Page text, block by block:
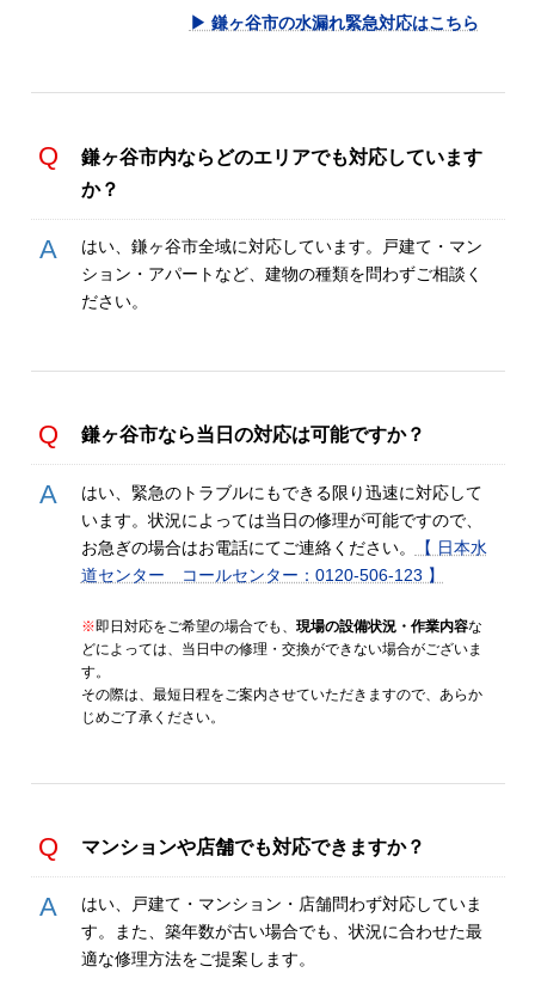
▶ 鎌ヶ谷市の水漏れ緊急対応はこちら
鎌ヶ谷市内ならどのエリアでも対応しています
か？
はい、鎌ヶ谷市全域に対応しています。戸建て・マン
ション・アパートなど、建物の種類を問わずご相談く
ださい。
鎌ヶ谷市なら当日の対応は可能ですか？
はい、緊急のトラブルにもできる限り迅速に対応して
います。状況によっては当日の修理が可能ですので、
お急ぎの場合はお電話にてご連絡ください。
【 日本水
道センター コールセンター：0120-506-123 】
※即日対応をご希望の場合でも、 現場の設備状況・作業内容な
どによっては、当日中の修理・交換ができない場合がございま
す。
その際は、最短日程をご案内させていただきますので、あらか
じめご了承ください。
マンションや店舗でも対応できますか？
はい、戸建て・マンション・店舗問わず対応していま
す。また、築年数が古い場合でも、状況に合わせた最
適な修理方法をご提案します。